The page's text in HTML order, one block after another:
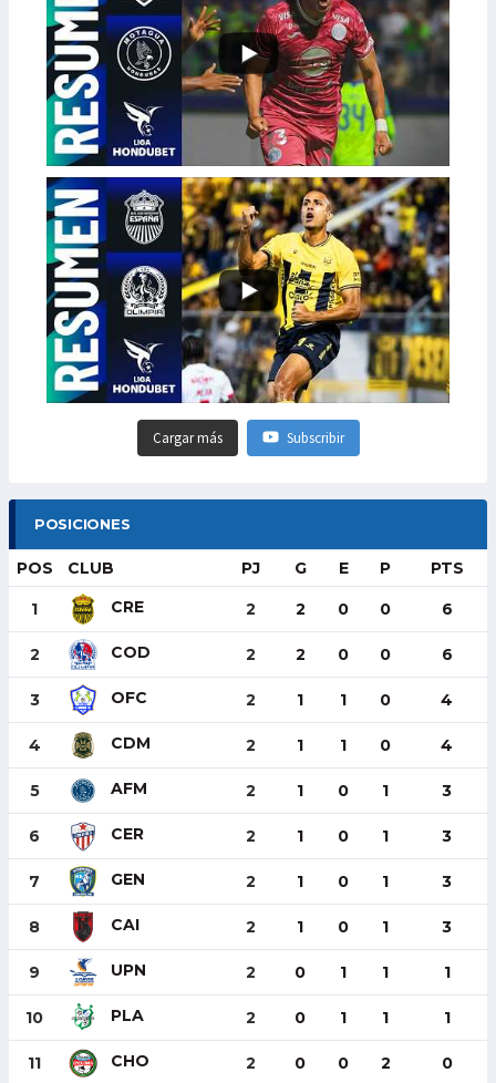
Cargar más Subscribir
POSICIONES
POS CLUB PJ G E P PTS
1 CRE 2 2 0 0 6
2 COD 2 2 0 0 6
3 OFC 2 1 1 0 4
4 CDM 2 1 1 0 4
5 AFM 2 1 0 1 3
6 CER 2 1 0 1 3
7 GEN 2 1 0 1 3
8 CAI 2 1 0 1 3
9 UPN 2 0 1 1 1
10 PLA 2 0 1 1 1
11 CHO 2 0 0 2 0